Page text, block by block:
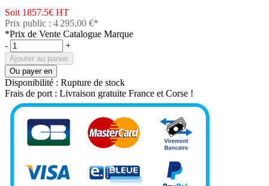
Soit 1857.5€ HT
Prix public : 4 295,00 €*
*Prix de Vente Catalogue Marque
-
+
Ajouter au panier
Ou payer en
Disponibilité : Rupture de stock
Frais de port : Livraison gratuite France et Corse !